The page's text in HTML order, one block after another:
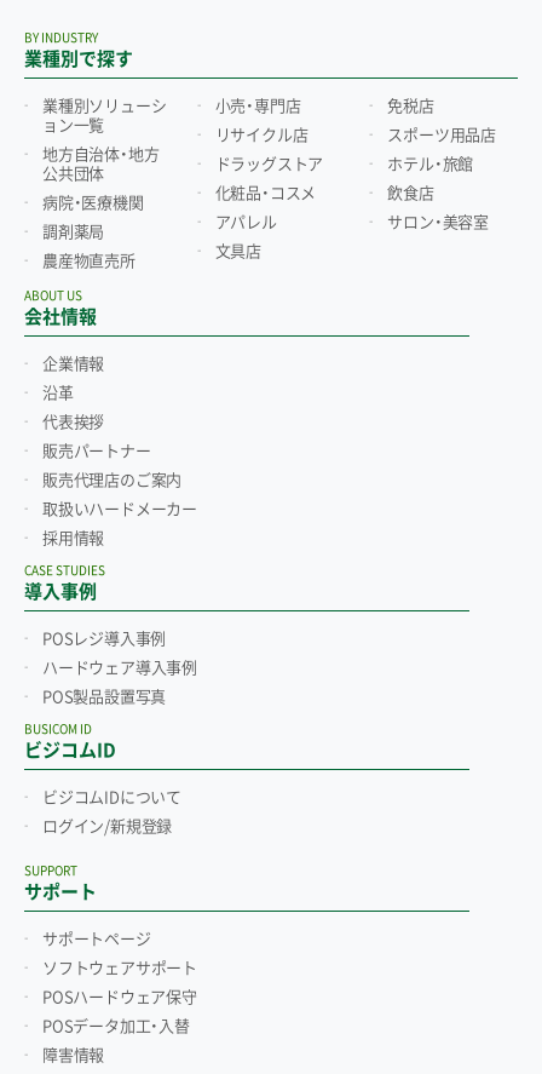
業種別で探す
BY INDUSTRY
業種別ソリューシ
ョン一覧
地方自治体・地方
公共団体
病院・医療機関
調剤薬局
農産物直売所
小売・専門店
リサイクル店
ドラッグストア
化粧品・コスメ
アパレル
文具店
免税店
スポーツ用品店
ホテル・旅館
飲食店
サロン・美容室
会社情報
ABOUT US
企業情報
沿革
代表挨拶
販売パートナー
販売代理店のご案内
取扱いハードメーカー
採用情報
導入事例
CASE STUDIES
POSレジ導入事例
ハードウェア導入事例
POS製品設置写真
ビジコムID
BUSICOM ID
ビジコムIDについて
ログイン/新規登録
サポート
SUPPORT
サポートページ
ソフトウェアサポート
POSハードウェア保守
POSデータ加工・入替
障害情報